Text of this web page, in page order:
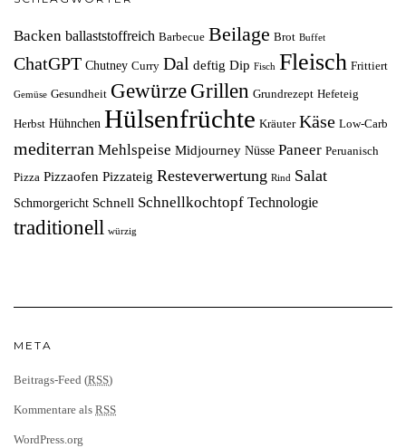
Backen ballaststoffreich Barbecue Beilage Brot Buffet
ChatGPT Chutney Curry Dal deftig Dip Fisch Fleisch Frittiert
Gemüse Gesundheit Gewürze Grillen Grundrezept Hefeteig
Herbst Hühnchen Hülsenfrüchte Kräuter Käse Low-Carb
mediterran Mehlspeise Midjourney Nüsse Paneer Peruanisch
Pizza Pizzaofen Pizzateig Resteverwertung Rind Salat
Schmorgericht Schnell Schnellkochtopf Technologie
traditionell würzig
META
Beitrags-Feed (RSS)
Kommentare als RSS
WordPress.org